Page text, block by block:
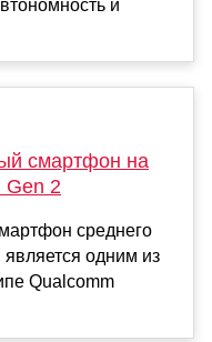
и
смартфон на
Gen 2
среднего
одним из
Qualcomm